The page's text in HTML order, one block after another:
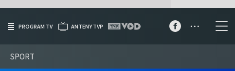
SPORT
PROGRAM TV ANTENY TVP ...